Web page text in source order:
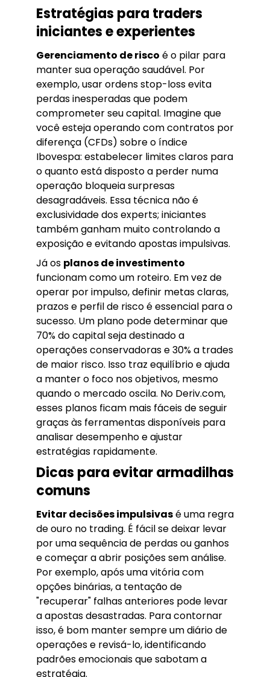
Estratégias para traders
iniciantes e experientes
Gerenciamento de risco é o pilar para
manter sua operação saudável. Por
exemplo, usar ordens stop-loss evita
perdas inesperadas que podem
comprometer seu capital. Imagine que
você esteja operando com contratos por
diferença (CFDs) sobre o índice
Ibovespa: estabelecer limites claros para
o quanto está disposto a perder numa
operação bloqueia surpresas
desagradáveis. Essa técnica não é
exclusividade dos experts; iniciantes
também ganham muito controlando a
exposição e evitando apostas impulsivas.
Já os planos de investimento
funcionam como um roteiro. Em vez de
operar por impulso, definir metas claras,
prazos e perfil de risco é essencial para o
sucesso. Um plano pode determinar que
70% do capital seja destinado a
operações conservadoras e 30% a trades
de maior risco. Isso traz equilíbrio e ajuda
a manter o foco nos objetivos, mesmo
quando o mercado oscila. No Deriv.com,
esses planos ficam mais fáceis de seguir
graças às ferramentas disponíveis para
analisar desempenho e ajustar
estratégias rapidamente.
Dicas para evitar armadilhas
comuns
Evitar decisões impulsivasé uma regra
de ouro no trading. É fácil se deixar levar
por uma sequência de perdas ou ganhos
e começar a abrir posições sem análise.
Por exemplo, após uma vitória com
opções binárias, a tentação de
"recuperar" falhas anteriores pode levar
a apostas desastradas. Para contornar
isso, é bom manter sempre um diário de
operações e revisá-lo, identificando
padrões emocionais que sabotam a
estratégia.